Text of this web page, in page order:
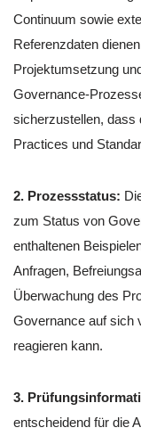
Continuum sowie
Referenzdaten
Projektumsetzung
Governance-
sicherzustellen, dass
Practices und
2. Prozessstatus:
zum Status von
enthaltenen
Anfragen,
Überwachung des
Governance auf sich
reagieren kann.
3.
entscheidend für die